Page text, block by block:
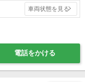
車両状態を見る
電話をかける